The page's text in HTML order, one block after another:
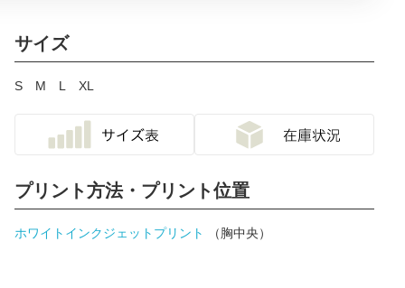
サイズ
S M L XL
プリント方法・プリント位置
ホワイトインクジェットプリント （胸中央）